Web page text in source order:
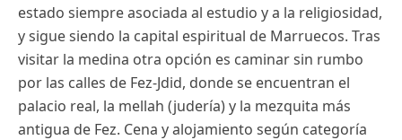
estado siempre asociada al estudio y a la religiosidad,
y sigue siendo la capital espiritual de Marruecos. Tras
visitar la medina otra opción es caminar sin rumbo
por las calles de Fez-Jdid, donde se encuentran el
palacio real, la mellah (judería) y la mezquita más
antigua de Fez. Cena y alojamiento según categoría